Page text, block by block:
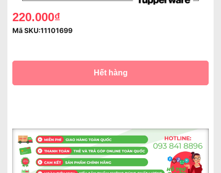
220.000₫
Mã SKU:11101699
Hết hàng